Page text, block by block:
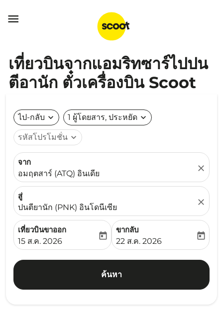

เที่ยวบินจากแอมริทซาร์ไปปน
ตีอานัก ตั๋วเครื่องบิน Scoot
ไป-กลับ expand_more 1 ผู้โดยสาร, ประหยัด expand_more
รหัสโปรโมชั่น expand_more
จาก
อมฤตสาร์ (ATQ) อินเดีย
close
สู่
ปนตียานัก (PNK) อินโดนีเซีย
close
เที่ยวบินขาออก
fc-booking-departure-date-aria-label
15 ส.ค. 2026
today
ขากลับ
fc-booking-return-date-
22 ส.ค. 2026
today
ค้นหา